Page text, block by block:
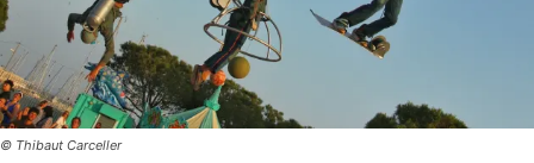
© Thibaut Carceller